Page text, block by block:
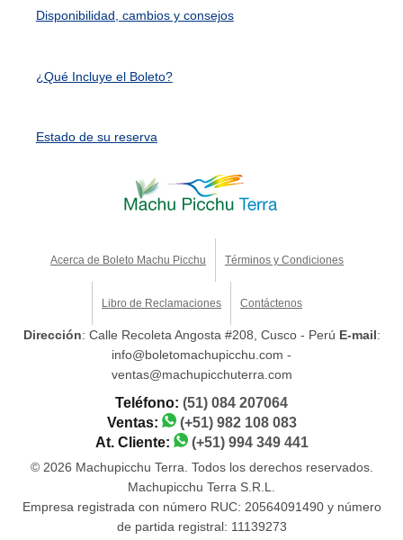
Disponibilidad, cambios y consejos
¿Qué Incluye el Boleto?
Estado de su reserva
Acerca de Boleto Machu Picchu Términos y Condiciones
Libro de Reclamaciones Contáctenos
Dirección: Calle Recoleta Angosta #208, Cusco - Perú E-mail:
info@boletomachupicchu.com -
ventas@machupicchuterra.com
Teléfono: (51) 084 207064
Ventas:
(+51) 982 108 083
At. Cliente:
(+51) 994 349 441
© 2026 Machupicchu Terra. Todos los derechos reservados.
Machupicchu Terra S.R.L.
Empresa registrada con número RUC: 20564091490 y número
de partida registral: 11139273